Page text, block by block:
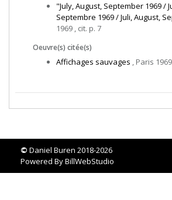
"July, August, September 1969 /
Septembre 1969 / Juli, August,
1969 , cit. p. 7
Oeuvre(s) citée(s)
Affichages sauvages , Paris
© Daniel Buren 2018-2026
Powered ByBillWebStudio